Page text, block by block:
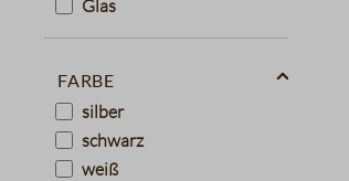
Glas
Farbe
silber
schwarz
weiß